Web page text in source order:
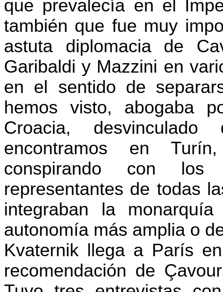
que prevalecía en el
también que fue muy
astuta diplomacia de
Garibaldi y Mazzini en
en el sentido de
hemos visto, abogaba
Croacia,
encontramos en
conspirando con los
representantes de todas
integraban la
autonomía más amplia o
Kvaternik llega a París
recomendación de